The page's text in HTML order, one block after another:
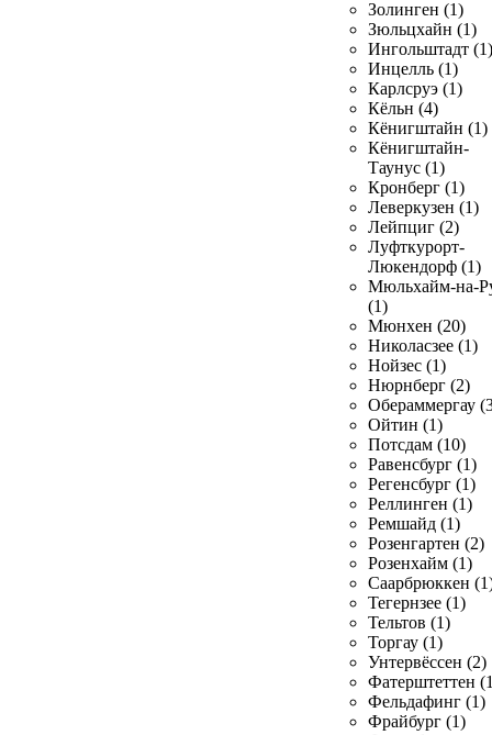
Золинген (1)
Зюльцхайн (1)
Ингольштадт (1)
Инцелль (1)
Карлсруэ (1)
Кёльн (4)
Кёнигштайн (1)
Кёнигштайн-
Таунус (1)
Кронберг (1)
Леверкузен (1)
Лейпциг (2)
Луфткурорт-
Люкендорф (1)
Мюльхайм-на-
(1)
Мюнхен (20)
Николасзее (1)
Нойзес (1)
Нюрнберг (2)
Обераммергау
Ойтин (1)
Потсдам (10)
Равенсбург (1)
Регенсбург (1)
Реллинген (1)
Ремшайд (1)
Розенгартен (2)
Розенхайм (1)
Саарбрюккен
Тегернзее (1)
Тельтов (1)
Торгау (1)
Унтервёссен (2)
Фатерштеттен
Фельдафинг (1)
Фрайбург (1)